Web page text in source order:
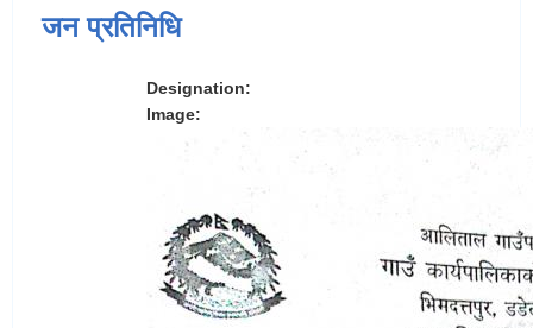
जन प्रतिनिधि
Designation:
Image: